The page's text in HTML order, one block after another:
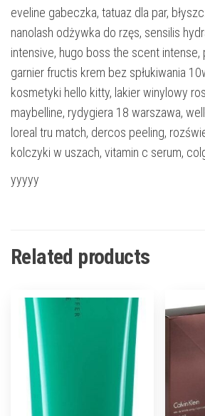
eveline gabeczka, tatuaz dla par,
nanolash odżywka do rzęs, sensilis
intensive, hugo boss the scent intense,
garnier fructis krem bez spłukiwania
kosmetyki hello kitty, lakier winylowy
maybelline, rydygiera 18 warszawa,
loreal tru match, dercos peeling,
kolczyki w uszach, vitamin c serum,
yyyyy
Related products